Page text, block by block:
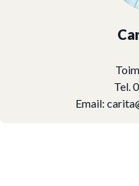
Tel.
Email: